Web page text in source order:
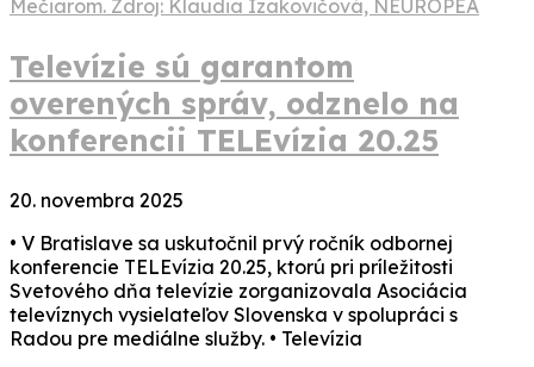
Televízie sú garantom
overených správ, odznelo na
konferencii TELEvízia 20.25
20. novembra 2025
• V Bratislave sa uskutočnil prvý ročník odbornej
konferencie TELEvízia 20.25, ktorú pri príležitosti
Svetového dňa televízie zorganizovala Asociácia
televíznych vysielateľov Slovenska v spolupráci s
Radou pre mediálne služby. • Televízia